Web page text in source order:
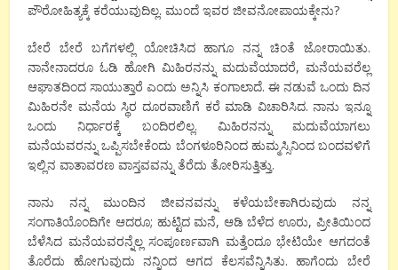
ಪೌರೋಹಿತ್ಯಕ್ಕೆ ಕರೆಯುವುದಿಲ್ಲ.ಮುಂದೆ ಇವರ ಜೀವನೋಪಾಯಕ್ಕೇನು?
ಬೇರೆ ಬೇರೆ ಬಗೆಗಳಲ್ಲಿ ಯೋಚಿಸಿದ ಹಾಗೂ ನನ್ನ ಚಿಂತೆ ಜೋರಾಯಿತು.
ನಾನೇನಾದರೂ ಓಡಿ ಹೋಗಿ ಮಿಹಿರನನ್ನು ಮದುವೆಯಾದರೆ, ಮನೆಯವರೆಲ್ಲ
ಆಘಾತದಿಂದ ಸಾಯುತ್ತಾರೆ ಎಂದು ಅನ್ನಿಸಿ ಕಂಗಾಲಾದೆ. ಈ ನಡುವೆ ಒಂದು ದಿನ
ಮಿಹಿರನೇ ಮನೆಯ ಸ್ಥಿರ ದೂರವಾಣಿಗೆ ಕರೆ ಮಾಡಿ ವಿಚಾರಿಸಿದ.ನಾನು ಇನ್ನೂ
ಒಂದು
ನಿರ್ಧಾರಕ್ಕೆ ಬಂದಿರಲಿಲ್ಲ. ಮಿಹಿರನನ್ನು
ಮದುವೆಯಾಗಲು
ಮನೆಯವರನ್ನು ಒಪ್ಪಿಸಬೇಕೆಂದು ಬೆಂಗಳೂರಿನಿಂದ ಹುಮ್ಮಸ್ಸಿನಿಂದ ಬಂದವಳಿಗೆ
ಇಲ್ಲಿನ ವಾತಾವರಣ ವಾಸ್ತವವನ್ನು ತೆರೆದು ತೋರಿಸುತ್ತಿತ್ತು.
ನಾನು ನನ್ನ ಮುಂದಿನ ಜೀವನವನ್ನು ಕಳೆಯಬೇಕಾಗಿರುವುದು
ನನ್ನ
ಸಂಗಾತಿಯೊಂದಿಗೇ ಆದರೂ; ಹುಟ್ಟಿದ ಮನೆ, ಆಡಿ ಬೆಳೆದ ಊರು, ಪ್ರೀತಿಯಿಂದ
ಬೆಳೆಸಿದ ಮನೆಯವರನ್ನೆಲ್ಲ ಸಂಪೂರ್ಣವಾಗಿ ಮತ್ತೆಂದೂ ಭೇಟಿಯೇ ಆಗದಂತೆ
ತೊರೆದು ಹೋಗುವುದು ನನ್ನಿಂದ ಆಗದ ಕೆಲಸವೆನ್ನಿಸಿತು.ಹಾಗೆಂದು ಬೇರೆ